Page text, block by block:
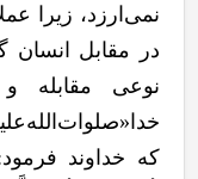
نمی‌ارزد، زیرا
در مقابل
نوعی مقابله
خدا«صلواتالله
که خداوند